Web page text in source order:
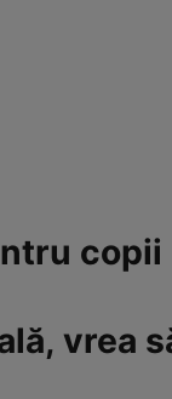
copii
vrea